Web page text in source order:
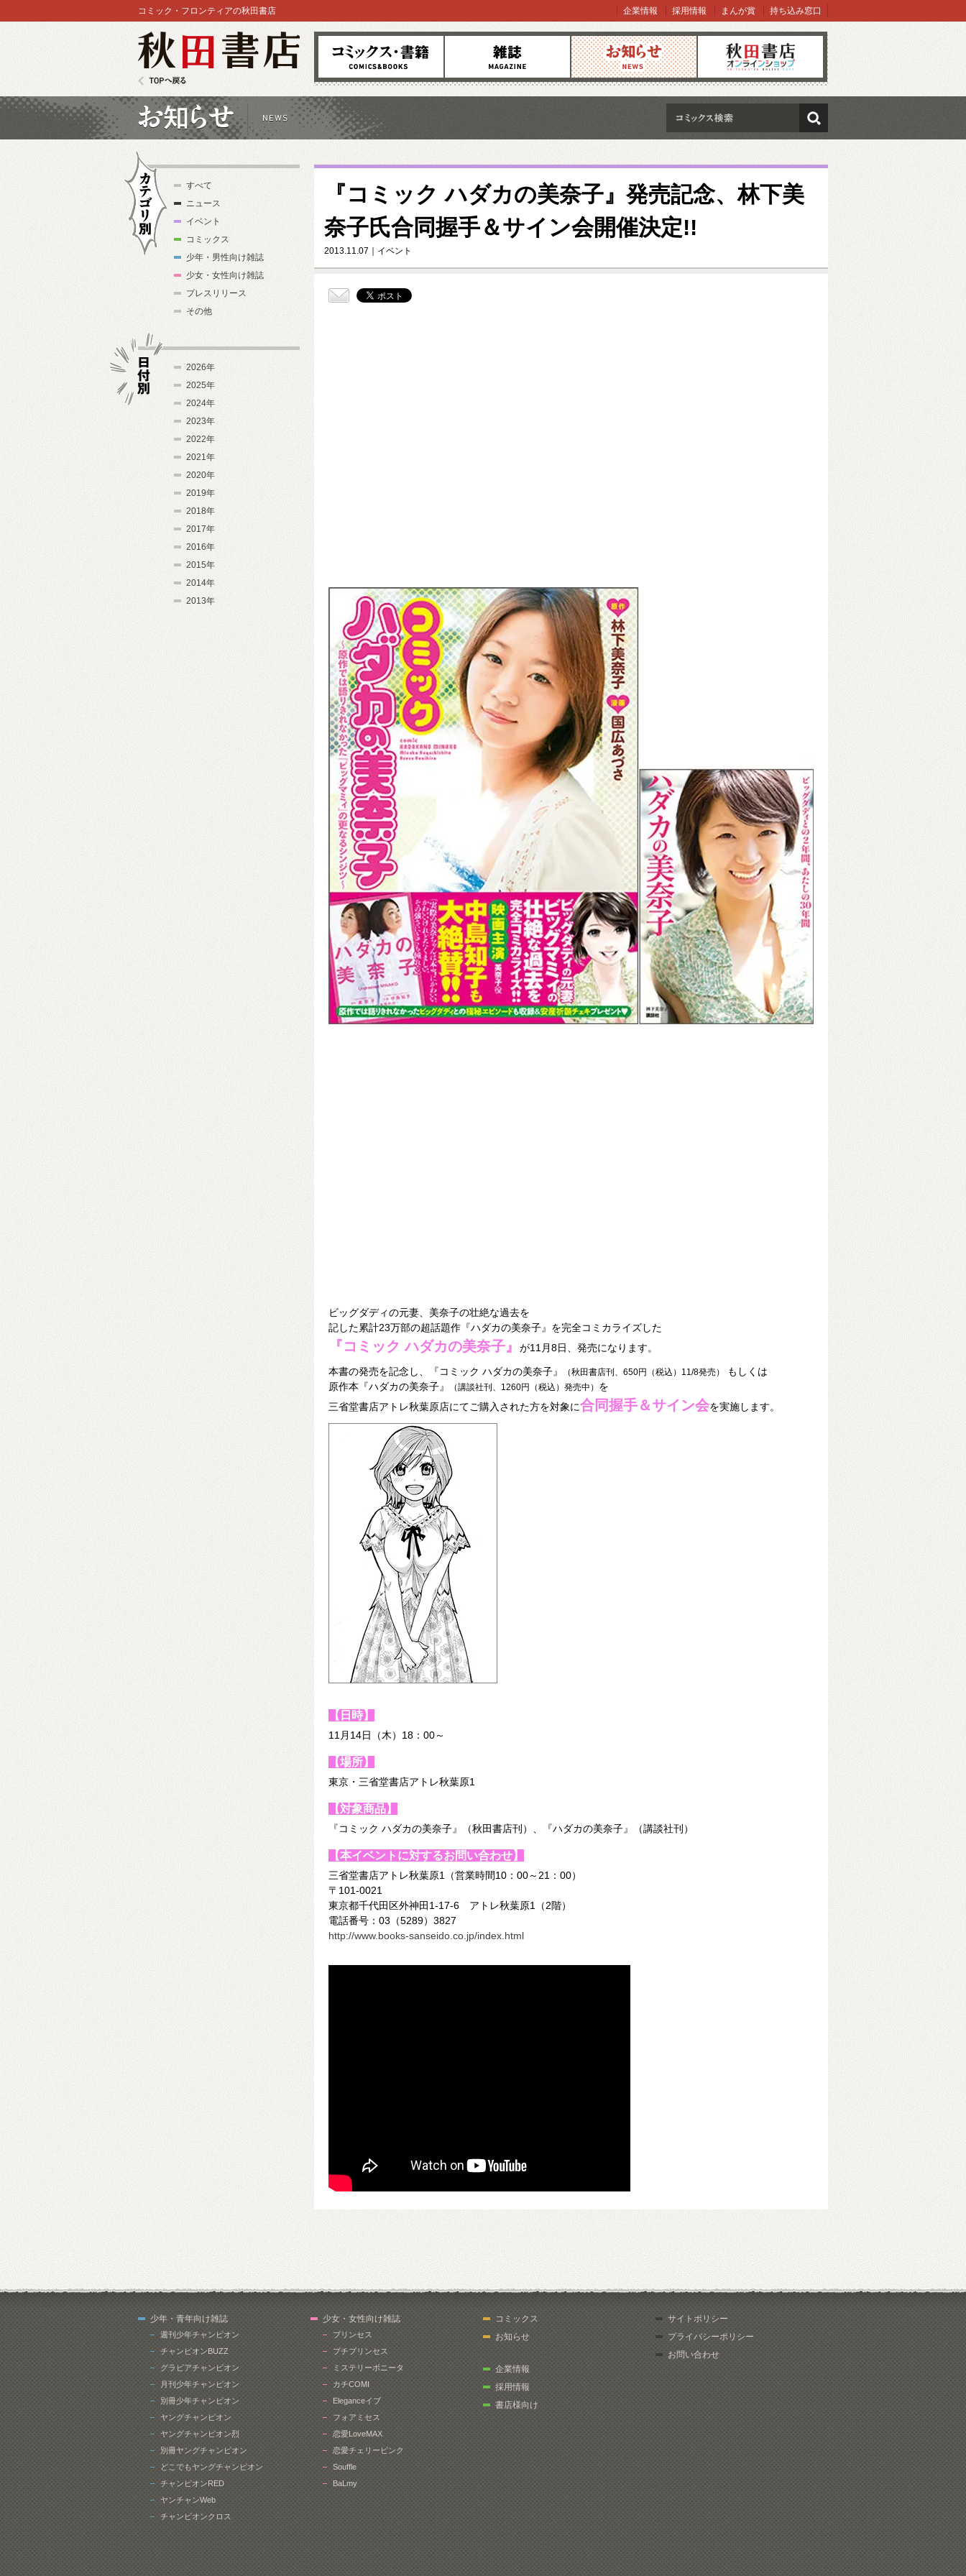
コミックス 雑誌 お知らせ オンラインショップ
コミック・フロンティアの秋田書店 企業情報 採用情報 まんが賞 持ち込み窓口
検索
『コミック ハダカの美奈子』発売記念、林下美
奈子氏合同握手＆サイン会開催決定!!
2013.11.07 イベント
ビッグダディの元妻、美奈子の壮絶な過去を
記した累計23万部の超話題作『ハダカの美奈子』を完全コミカライズした
『コミック ハダカの美奈子』 が11月8日、発売になります。
本書の発売を記念し、『コミック ハダカの美奈子』 （秋田書店刊、650円（税込）11/8発売）
もしくは
原作本『ハダカの美奈子』
（講談社刊、1260円（税込）発売中） を
三省堂書店アトレ秋葉原店にてご購入された方を対象に合同握手＆サイン会を実施します。
【日時】
11月14日（木）18：00～
【場所】
東京・三省堂書店アトレ秋葉原1
【対象商品】
『コミック ハダカの美奈子』（秋田書店刊）、『ハダカの美奈子』（講談社刊）
【本イベントに対するお問い合わせ】
三省堂書店アトレ秋葉原1（営業時間10：00～21：00）
〒101-0021
東京都千代田区外神田1-17-6 アトレ秋葉原1（2階）
電話番号：03（5289）3827
http://www.books-sanseido.co.jp/index.html
すべて
ニュース
イベント
コミックス
少年・男性向け雑誌
少女・女性向け雑誌
プレスリリース
その他
2026年
2025年
2024年
2023年
2022年
2021年
2020年
2019年
2018年
2017年
2016年
2015年
2014年
2013年
少年・青年向け雑誌
週刊少年チャンピオン
チャンピオンBUZZ
グラビアチャンピオン
月刊少年チャンピオン
別冊少年チャンピオン
ヤングチャンピオン
ヤングチャンピオン烈
別冊ヤングチャンピオン
どこでもヤングチャンピオン
チャンピオンRED
ヤンチャンWeb
チャンピオンクロス
少女・女性向け雑誌
プリンセス
プチプリンセス
ミステリーボニータ
カチCOMI
Eleganceイブ
フォアミセス
恋愛LoveMAX
恋愛チェリーピンク
Souffle
BaLmy
コミックス
お知らせ
企業情報
採用情報
書店様向け
サイトポリシー
プライバシーポリシー
お問い合わせ